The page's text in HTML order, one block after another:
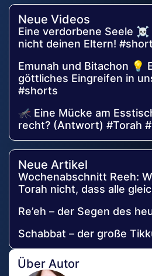
Neue Videos
Eine verdorbene Seele ☠️
nicht deinen Eltern!
Emunah und Bitachon 💡
göttliches Eingreifen in
#shorts
🦟 Eine Mücke am
recht? (Antwort) #Torah
Neue Artikel
Wochenabschnitt Reeh:
Torah nicht, dass alle
Re’eh – der Segen des
Schabbat – der große
Über Autor